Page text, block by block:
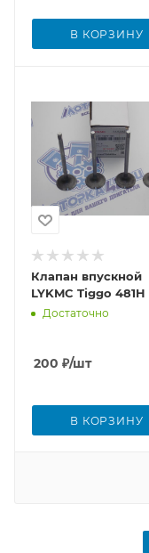
В КОРЗИНУ
Клапан впускной
LYKMC Tiggo 481H
Достаточно
200 ₽/шт
В КОРЗИНУ